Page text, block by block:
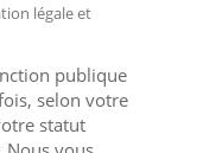
légale et
publique
selon votre
statut